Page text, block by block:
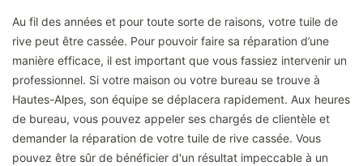
Au fil des années et pour toute sorte de raisons, votre tuile de
rive peut être cassée. Pour pouvoir faire sa réparation d’une
manière efficace, il est important que vous fassiez intervenir un
professionnel. Si votre maison ou votre bureau se trouve à
Hautes-Alpes, son équipe se déplacera rapidement. Aux heures
de bureau, vous pouvez appeler ses chargés de clientèle et
demander la réparation de votre tuile de rive cassée. Vous
pouvez être sûr de bénéficier d'un résultat impeccable à un